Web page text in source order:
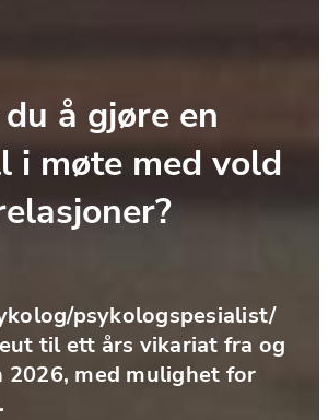
å gjøre en
i møte med vold
psykologspesialist/
til ett års vikariat fra og
2026, med mulighet for